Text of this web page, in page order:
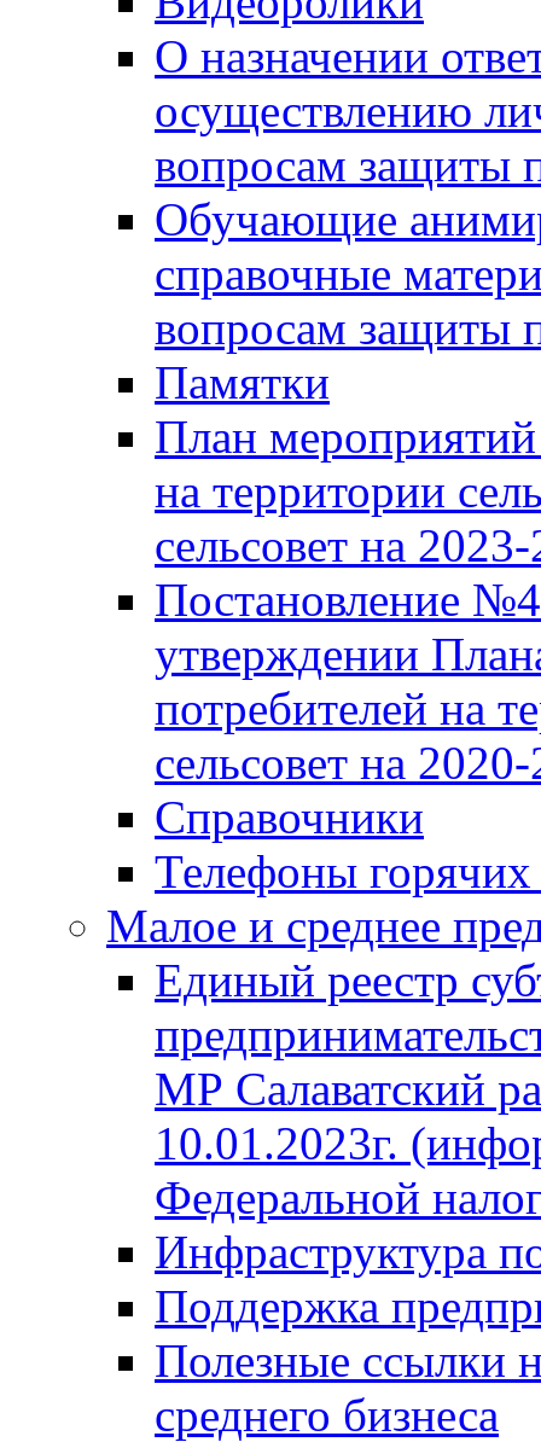
О назначении
осуществлению
вопросам защиты
Обучающие
справочные
вопросам защиты
Памятки
План
на территории
сельсовет на
Постановление
утверждении
потребителей на
сельсовет на 2020-
Справочники
Телефоны
Малое и среднее
Единый реестр
МР Салаватский
10.01.2023г.
Федеральной
Инфраструктура
Поддержка
Полезные ссылки
среднего бизнеса